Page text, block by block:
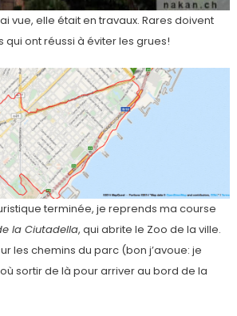
vue, elle était en travaux. Rares doivent
ont réussi à éviter les grues!
terminée, je reprends ma course
la Ciutadella, qui abrite le Zoo de la ville.
les chemins du parc (bon j’avoue: je
sortir de là pour arriver au bord de la